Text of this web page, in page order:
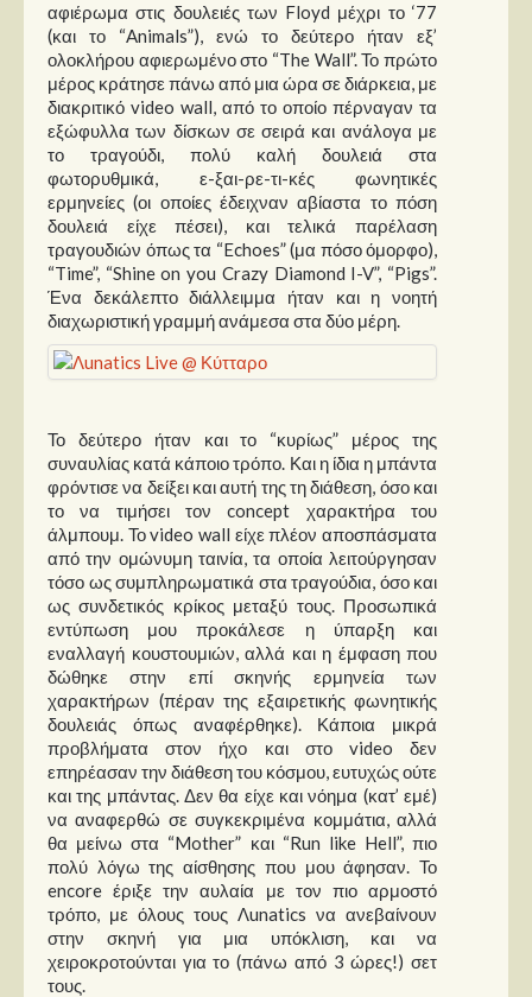
αφιέρωμα στις δουλειές των Floyd μέχρι το ‘77
(και το “Animals”), ενώ το δεύτερο ήταν εξ’
ολοκλήρου αφιερωμένο στο “The Wall”. Το πρώτο
μέρος κράτησε πάνω από μια ώρα σε διάρκεια, με
διακριτικό video wall, από το οποίο πέρναγαν τα
εξώφυλλα των δίσκων σε σειρά και ανάλογα με
το τραγούδι, πολύ καλή δουλειά στα
φωτορυθμικά, ε-ξαι-ρε-τι-κές φωνητικές
ερμηνείες (οι οποίες έδειχναν αβίαστα το πόση
δουλειά είχε πέσει), και τελικά παρέλαση
τραγουδιών όπως τα “Echoes” (μα πόσο όμορφο),
“Time”, “Shine on you Crazy Diamond I-V”, “Pigs”.
Ένα δεκάλεπτο διάλλειμμα ήταν και η νοητή
διαχωριστική γραμμή ανάμεσα στα δύο μέρη.
Το δεύτερο ήταν και το “κυρίως” μέρος της
συναυλίας κατά κάποιο τρόπο. Και η ίδια η μπάντα
φρόντισε να δείξει και αυτή της τη διάθεση, όσο και
το να τιμήσει τον concept χαρακτήρα του
άλμπουμ. Το video wall είχε πλέον αποσπάσματα
από την ομώνυμη ταινία, τα οποία λειτούργησαν
τόσο ως συμπληρωματικά στα τραγούδια, όσο και
ως συνδετικός κρίκος μεταξύ τους. Προσωπικά
εντύπωση μου προκάλεσε η ύπαρξη και
εναλλαγή κουστουμιών, αλλά και η έμφαση που
δώθηκε στην επί σκηνής ερμηνεία των
χαρακτήρων (πέραν της εξαιρετικής φωνητικής
δουλειάς όπως αναφέρθηκε). Κάποια μικρά
προβλήματα στον ήχο και στο video δεν
επηρέασαν την διάθεση του κόσμου, ευτυχώς ούτε
και της μπάντας. Δεν θα είχε και νόημα (κατ’ εμέ)
να αναφερθώ σε συγκεκριμένα κομμάτια, αλλά
θα μείνω στα “Mother” και “Run like Hell”, πιο
πολύ λόγω της αίσθησης που μου άφησαν. Το
encore έριξε την αυλαία με τον πιο αρμοστό
τρόπο, με όλους τους Λunatics να ανεβαίνουν
στην σκηνή για μια υπόκλιση, και να
χειροκροτούνται για το (πάνω από 3 ώρες!) σετ
τους.